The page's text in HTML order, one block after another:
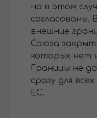
но в этом
согласованы.
внешние
Союза
которых нет
Границы не
сразу для
ЕС.